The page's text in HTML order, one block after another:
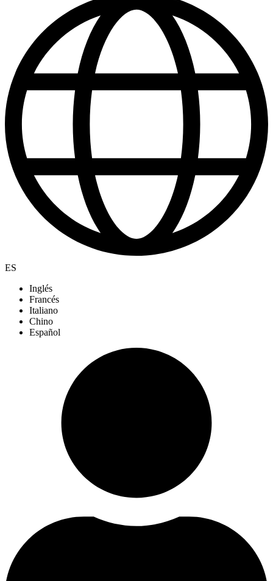
ES
Inglés
Francés
Italiano
Chino
Español